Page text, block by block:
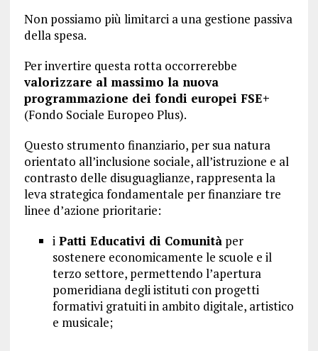
Non possiamo più limitarci a una gestione passiva
della spesa.
Per invertire questa rotta occorrerebbe
valorizzare al massimo la nuova
programmazione dei fondi europei FSE+
(Fondo Sociale Europeo Plus).
Questo strumento finanziario, per sua natura
orientato all’inclusione sociale, all’istruzione e al
contrasto delle disuguaglianze, rappresenta la
leva strategica fondamentale per finanziare tre
linee d’azione prioritarie:
iPatti Educativi di Comunitàper
sostenere economicamente le scuole e il
terzo settore, permettendo l’apertura
pomeridiana degli istituti con progetti
formativi gratuiti in ambito digitale, artistico
e musicale;